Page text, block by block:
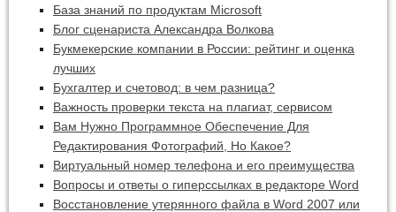
База знаний по продуктам Microsoft
Блог сценариста Александра Волкова
Букмекерские компании в России: рейтинг и оценка
лучших
Бухгалтер и счетовод: в чем разница?
Важность проверки текста на плагиат, сервисом
Вам Нужно Программное Обеспечение Для
Редактирования Фотографий, Но Какое?
Виртуальный номер телефона и его преимущества
Вопросы и ответы о гиперссылках в редакторе Word
Восстановление утерянного файла в Word 2007 или